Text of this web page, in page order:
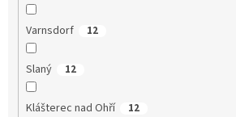
Varnsdorf 12
Slaný 12
Klášterec nad Ohří 12